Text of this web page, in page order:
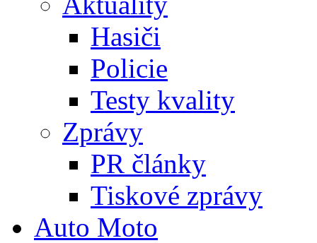
Hasiči
Policie
Testy kvality
Zprávy
PR články
Tiskové zprávy
Auto Moto